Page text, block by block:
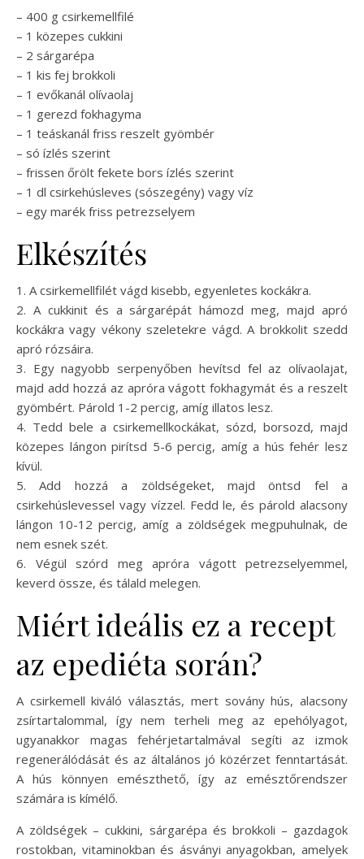
– 400 g csirkemellfilé
– 1 közepes cukkini
– 2 sárgarépa
– 1 kis fej brokkoli
– 1 evőkanál olívaolaj
– 1 gerezd fokhagyma
– 1 teáskanál friss reszelt gyömbér
– só ízlés szerint
– frissen őrölt fekete bors ízlés szerint
– 1 dl csirkehúsleves (sószegény) vagy víz
– egy marék friss petrezselyem
Elkészítés
1. A csirkemellfilét vágd kisebb, egyenletes kockákra.
2. A cukkinit és a sárgarépát hámozd meg, majd apró
kockákra vagy vékony szeletekre vágd. A brokkolit szedd
apró rózsáira.
3. Egy nagyobb serpenyőben hevítsd fel az olívaolajat,
majd add hozzá az apróra vágott fokhagymát és a reszelt
gyömbért. Párold 1-2 percig, amíg illatos lesz.
4. Tedd bele a csirkemellkockákat, sózd, borsozd, majd
közepes lángon pirítsd 5-6 percig, amíg a hús fehér lesz
kívül.
5. Add hozzá a zöldségeket, majd öntsd fel a
csirkehúslevessel vagy vízzel. Fedd le, és párold alacsony
lángon 10-12 percig, amíg a zöldségek megpuhulnak, de
nem esnek szét.
6. Végül szórd meg apróra vágott petrezselyemmel,
keverd össze, és tálald melegen.
Miért ideális ez a recept
az epediéta során?
A csirkemell kiváló választás, mert sovány hús, alacsony
zsírtartalommal, így nem terheli meg az epehólyagot,
ugyanakkor magas fehérjetartalmával segíti az izmok
regenerálódását és az általános jó közérzet fenntartását.
A hús könnyen emészthető, így az emésztőrendszer
számára is kímélő.
A zöldségek – cukkini, sárgarépa és brokkoli – gazdagok
rostokban, vitaminokban és ásványi anyagokban, amelyek